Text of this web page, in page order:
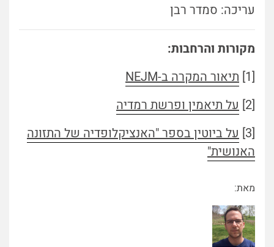
עריכה: סמדר רבן
מקורות והרחבות:
[1]
תיאור המקרה ב-NEJM
[2]
על תיאמין ופרשת רמדיה
[3]
על ביוטין בספר "האנציקלופדיה של התזונה
האנושית"
מאת: